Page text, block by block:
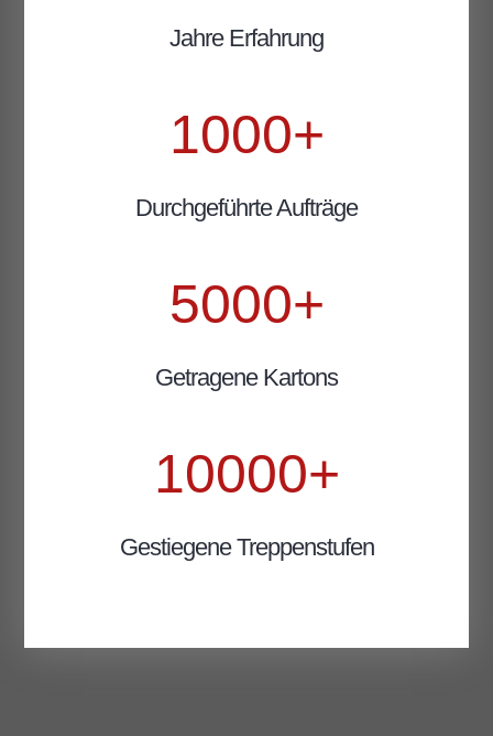
Jahre Erfahrung
1000+
Durchgeführte Aufträge
5000+
Getragene Kartons
10000+
Gestiegene Treppenstufen